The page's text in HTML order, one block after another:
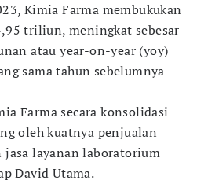
Kimia Farma membukukan
triliun, meningkat sebesar
atau year-on-year (yoy)
sama tahun sebelumnya
Farma secara konsolidasi
oleh kuatnya penjualan
layanan laboratorium
David Utama.